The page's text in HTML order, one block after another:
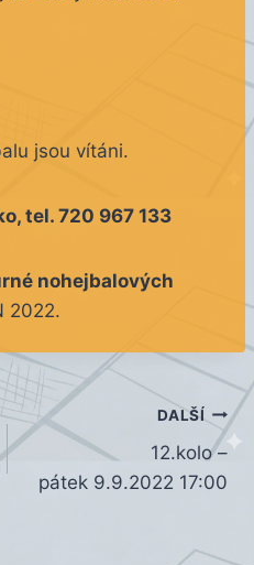
jsou vítáni.
tel. 720 967 133
nohejbalových
2022.
DALŠÍ
12.kolo –
pátek 9.9.2022 17:00